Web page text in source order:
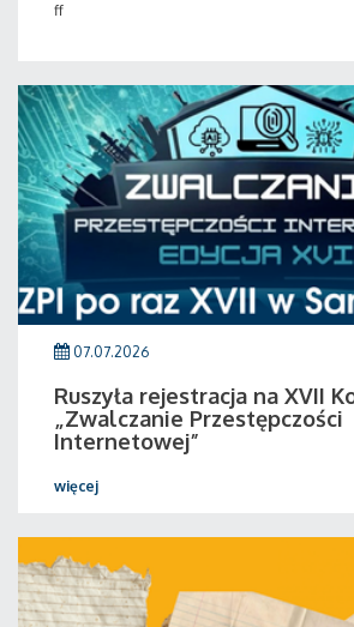
ff
07.07.2026
Ruszyła rejestracja na XVII
„Zwalczanie Przestępczości
Internetowej”
więcej